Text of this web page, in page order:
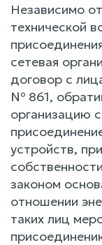
Независимо
технической
сетевая
договор с
№ 861,
организацию
устройств,
законом
отношении
таких лиц